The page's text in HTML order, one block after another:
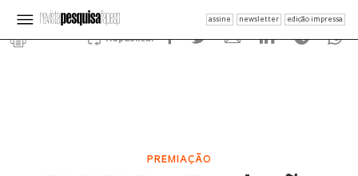
assine newsletter edição impressa
Republicar
PREMIAÇÃO